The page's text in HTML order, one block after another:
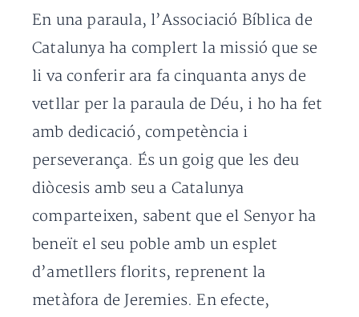
En una paraula, l’Associació Bíblica de
Catalunya ha complert la missió que se
li va conferir ara fa cinquanta anys de
vetllar per la paraula de Déu, i ho ha fet
amb dedicació, competència i
perseverança. És un goig que les deu
diòcesis amb seu a Catalunya
comparteixen, sabent que el Senyor ha
beneït el seu poble amb un esplet
d’ametllers florits, reprenent la
metàfora de Jeremies. En efecte,